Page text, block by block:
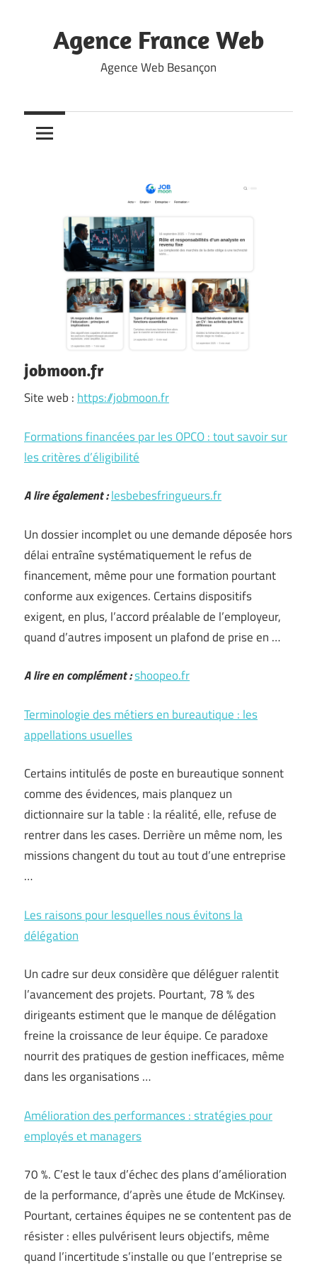
contentAgence France Web
Agence Web Besançon
jobmoon.fr
Site web : https://jobmoon.fr
Formations financées par les OPCO : tout savoir sur
les critères d’éligibilité
A lire également :lesbebesfringueurs.fr
Un dossier incomplet ou une demande déposée hors
délai entraîne systématiquement le refus de
financement, même pour une formation pourtant
conforme aux exigences. Certains dispositifs
exigent, en plus, l’accord préalable de l’employeur,
quand d’autres imposent un plafond de prise en …
A lire en complément :shoopeo.fr
Terminologie des métiers en bureautique : les
appellations usuelles
Certains intitulés de poste en bureautique sonnent
comme des évidences, mais planquez un
dictionnaire sur la table : la réalité, elle, refuse de
rentrer dans les cases. Derrière un même nom, les
missions changent du tout au tout d’une entreprise
…
Les raisons pour lesquelles nous évitons la
délégation
Un cadre sur deux considère que déléguer ralentit
l’avancement des projets. Pourtant, 78 % des
dirigeants estiment que le manque de délégation
freine la croissance de leur équipe. Ce paradoxe
nourrit des pratiques de gestion inefficaces, même
dans les organisations …
Amélioration des performances : stratégies pour
employés et managers
70 %. C’est le taux d’échec des plans d’amélioration
de la performance, d’après une étude de McKinsey.
Pourtant, certaines équipes ne se contentent pas de
résister : elles pulvérisent leurs objectifs, même
quand l’incertitude s’installe ou que l’entreprise se